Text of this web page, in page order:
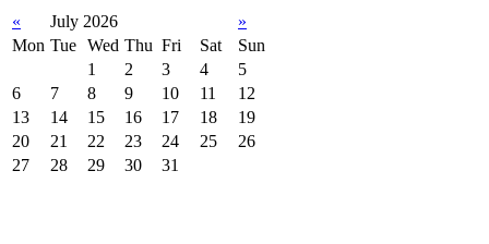
« July 2026
»
Mon Tue Wed Thu Fri Sat
Sun
1
2 3 4
5
6
7 8 9 10 11
12
13
14 15 16 17 18
19
20
21 22 23 24 25
26
27
28 29 30 31